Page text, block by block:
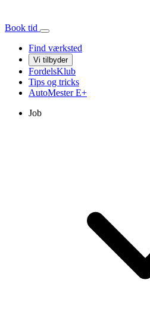
Book tid
Find værksted
Vi tilbyder
FordelsKlub
Tips og tricks
AutoMesterE+
Job